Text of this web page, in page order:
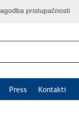
pristupačnosti
Press Kontakti